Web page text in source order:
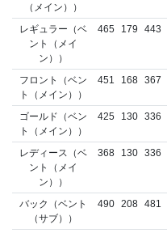
（メイン））
レギュラー（ベ
ント（メイ
ン））
465 179 443
フロント（ベン
ト（メイン））
451 168 367
ゴールド（ベン
ト（メイン））
425 130 336
レディース（ベ
ント（メイ
ン））
368 130 336
バック（ベント
（サブ））
490 208 481